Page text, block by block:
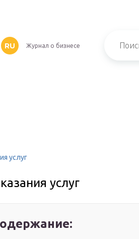
RU Журнал о бизнесе
услуг
услуг